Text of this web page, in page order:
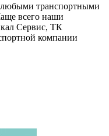
любыми транспортными
всего наши
Сервис, ТК
компании